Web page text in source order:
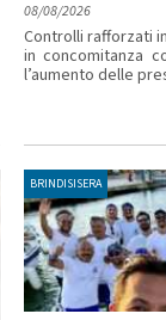
08/08/2026
Controlli rafforzati
in concomitanza
l’aumento delle
BRINDISISERA